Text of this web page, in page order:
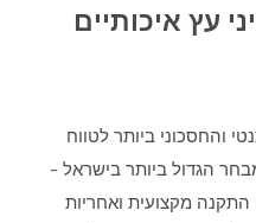
עץ איכותיים
והחסכוני ביותר לטווח
הגדול ביותר בישראל –
התקנה מקצועית ואחריות